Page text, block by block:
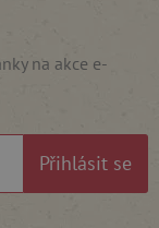
na akce e-
Přihlásit se